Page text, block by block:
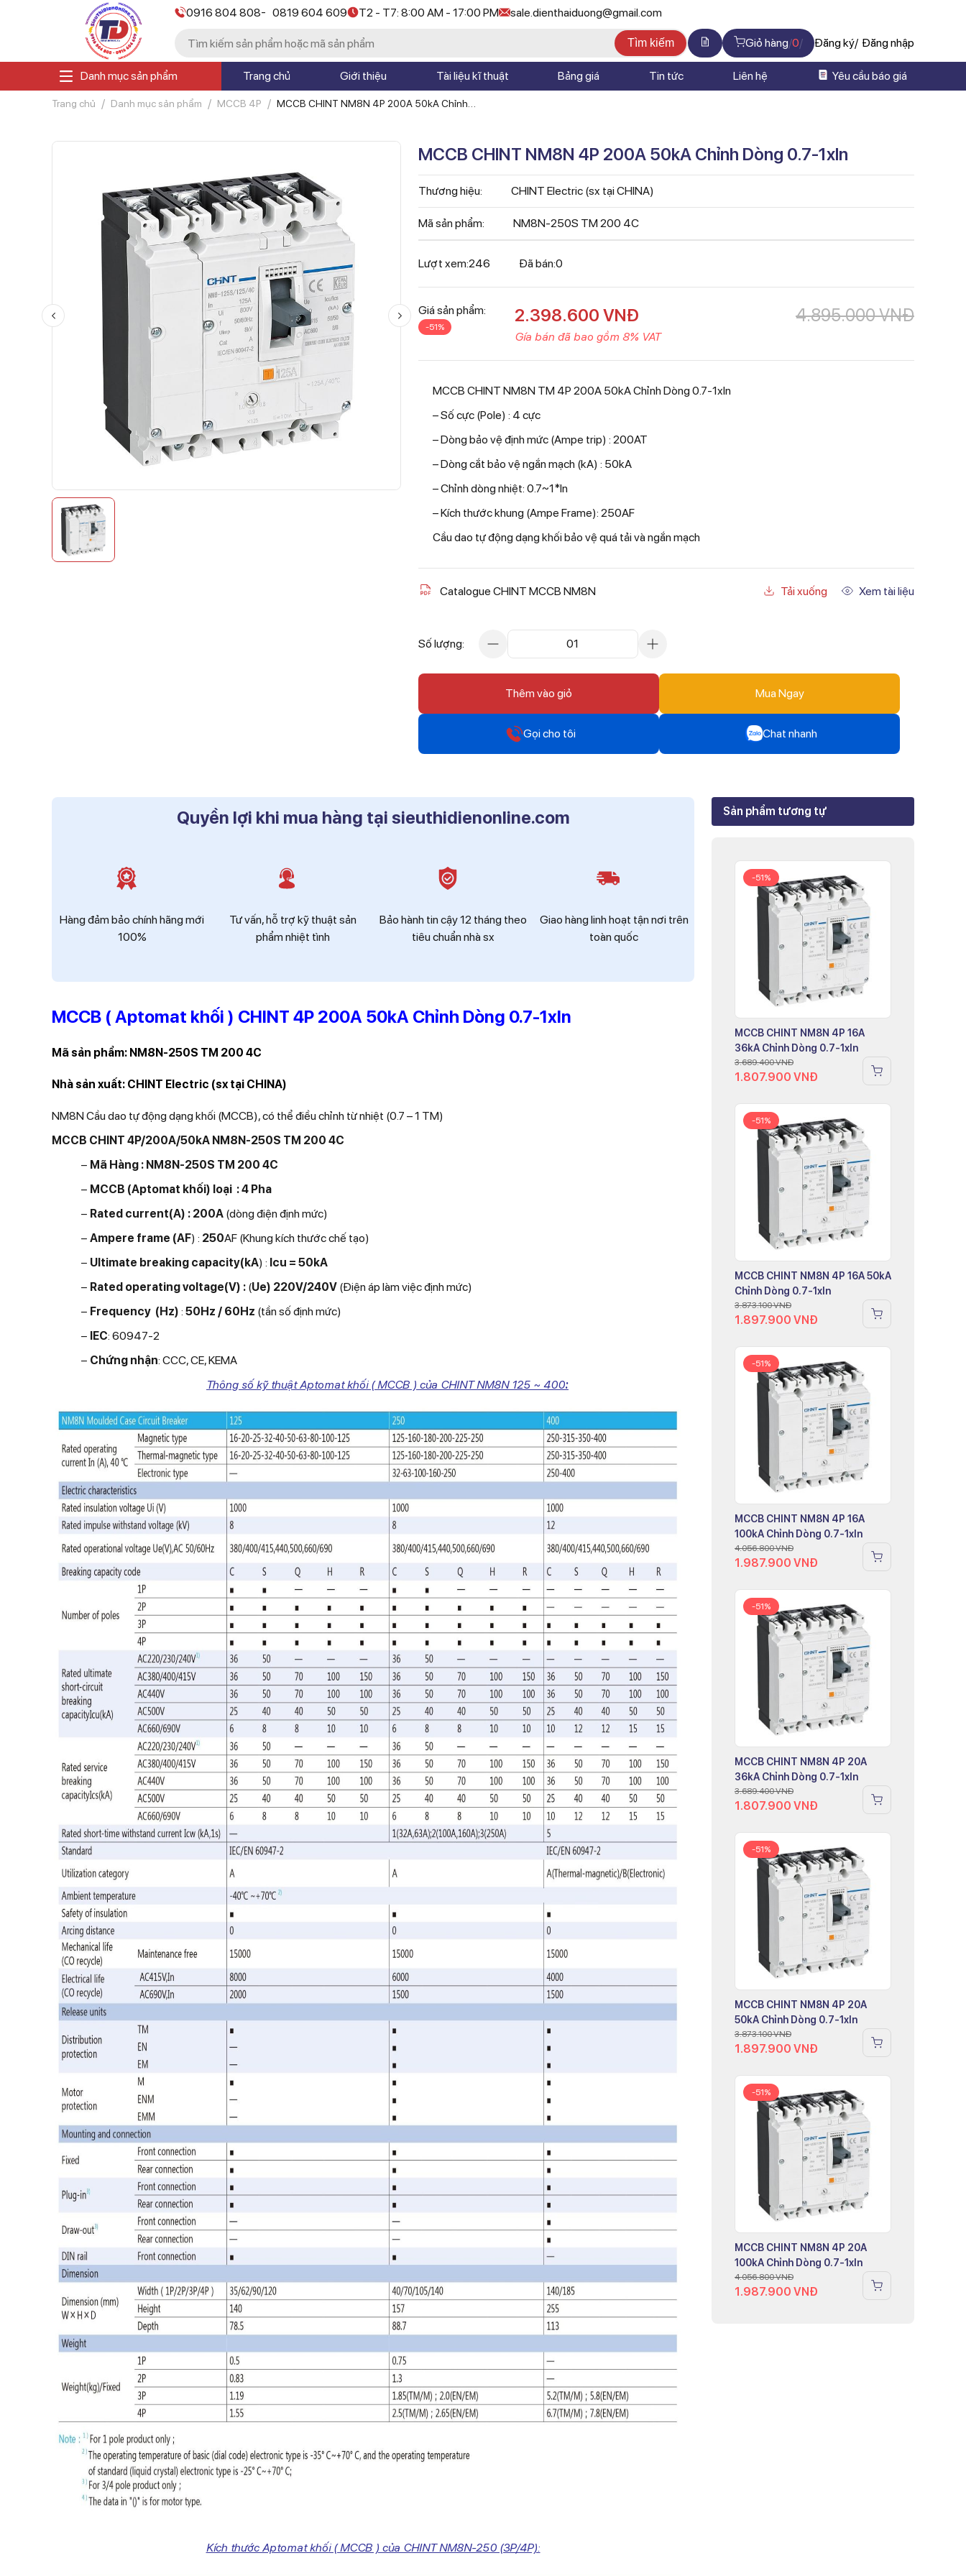
0916 804 808- 0819 604 609 T2 - T7: 8:00 AM - 17:00 PM sale.dienthaiduong@gmail.com
Tìm kiếm Giỏ hàng 0 Đăng ký Đăng nhập
Danh mục sản phẩm Trang chủ Giới thiệu Tài liệu kĩ thuật Bảng giá Tin tức Liên hệ Yêu cầu báo giá
Trang chủ Danh mục sản phẩm MCCB 4P
MCCB CHINT NM8N 4P 200A 50kA Chỉnh
MCCB CHINT NM8N 4P 200A 50kA Chỉnh Dòng 0.7-1xIn
Thương hiệu: CHINT Electric (sx tại CHINA)
Mã sản phẩm: NM8N-250S TM 200 4C
Lượt xem:246 Đã bán:0
Giá sản phẩm:
-51%
4.895.000VNĐ
2.398.600 VNĐ
Gía bán đã bao gồm 8% VAT
MCCB CHINT NM8N TM 4P 200A 50kA Chỉnh Dòng 0.7-1xIn
– Số cực (Pole) : 4 cực
– Dòng bảo vệ định mức (Ampe trip) : 200AT
– Dòng cắt bảo vệ ngắn mạch (kA) : 50kA
– Chỉnh dòng nhiệt: 0.7~1*In
– Kích thước khung (Ampe Frame): 250AF
Cầu dao tự động dạng khối bảo vệ quá tải và ngắn mạch
Catalogue CHINT MCCB NM8N Tải xuống Xem tài liệu
Số lượng: 01
Thêm vào giỏ Mua Ngay
Gọi cho tôi
0912 607 808
Hotline
Chat nhanh
Mr Trâm - Điện Thái Dương
Zalo
Ms Hồng - Điện Thái Dương
Quyền lợi khi mua hàng tại sieuthidienonline.com
Hàng đảm bảo chính hãng mới
100%
Tư vấn, hỗ trợ kỹ thuật sản
phẩm nhiệt tình
Bảo hành tin cậy 12 tháng theo
tiêu chuẩn nhà sx
Giao hàng linh hoạt tận nơi trên
toàn quốc
MCCB ( Aptomat khối ) CHINT 4P 200A 50kA Chỉnh Dòng 0.7-1xIn
Mã sản phẩm: NM8N-250S TM 200 4C
Nhà sản xuất: CHINT Electric (sx tại CHINA)
NM8N Cầu dao tự động dạng khối (MCCB), có thể điều chỉnh từ nhiệt (0.7 – 1 TM)
MCCB CHINT 4P/200A/50kA NM8N-250S TM 200 4C
− Mã Hàng : NM8N-250S TM 200 4C
− MCCB (Aptomat khối) loại : 4 Pha
− Rated current(A) : 200A (dòng điện định mức)
− Ampere frame (AF) : 250AF (Khung kích thước chế tạo)
− Ultimate breaking capacity(kA) : Icu = 50kA
− Rated operating voltage(V) : (Ue) 220V/240V (Điện áp làm việc định mức)
− Frequency (Hz) : 50Hz / 60Hz (tần số định mức)
− IEC: 60947-2
− Chứng nhận: CCC, CE, KEMA
Thông số kỹ thuật Aptomat khối ( MCCB ) của CHINT NM8N 125 ~ 400:
Kích thước Aptomat khối ( MCCB ) của CHINT NM8N-250 (3P/4P):
Sản phẩm tương tự
-51%
MCCB CHINT NM8N 4P 16A
36kA Chỉnh Dòng 0.7-1xIn
3.689.400VNĐ
1.807.900 VNĐ
-51%
MCCB CHINT NM8N 4P 16A 50kA
Chỉnh Dòng 0.7-1xIn
3.873.100VNĐ
1.897.900 VNĐ
-51%
MCCB CHINT NM8N 4P 16A
100kA Chỉnh Dòng 0.7-1xIn
4.056.800VNĐ
1.987.900 VNĐ
-51%
MCCB CHINT NM8N 4P 20A
36kA Chỉnh Dòng 0.7-1xIn
3.689.400VNĐ
1.807.900 VNĐ
-51%
MCCB CHINT NM8N 4P 20A
50kA Chỉnh Dòng 0.7-1xIn
3.873.100VNĐ
1.897.900 VNĐ
-51%
MCCB CHINT NM8N 4P 20A
100kA Chỉnh Dòng 0.7-1xIn
4.056.800VNĐ
1.987.900 VNĐ